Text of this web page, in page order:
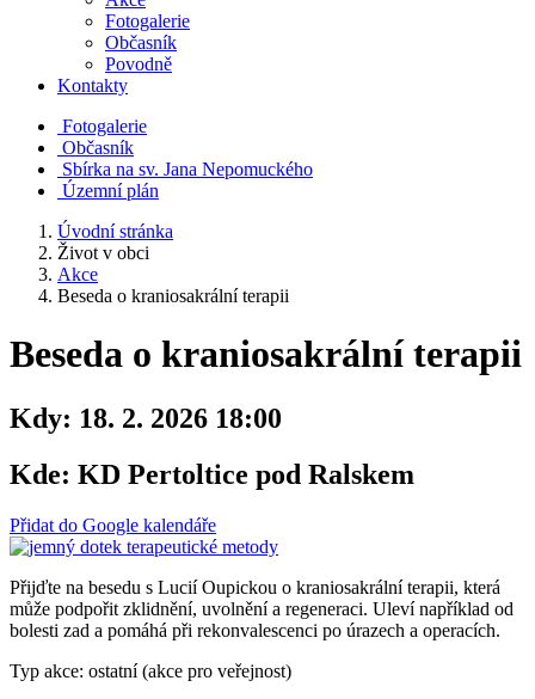
Fotogalerie
Občasník
Povodně
Kontakty
Fotogalerie
Občasník
Sbírka na sv. Jana Nepomuckého
Územní plán
Úvodní stránka
Život v obci
Akce
Beseda o kraniosakrální terapii
Beseda o kraniosakrální terapii
Kdy: 18. 2. 2026 18:00
Kde: KD Pertoltice pod Ralskem
Přidat do Google kalendáře
Přijďte na besedu s Lucií Oupickou o kraniosakrální terapii, která
může podpořit zklidnění, uvolnění a regeneraci. Uleví například od
bolesti zad a pomáhá při rekonvalescenci po úrazech a operacích.
Typ akce: ostatní (akce pro veřejnost)